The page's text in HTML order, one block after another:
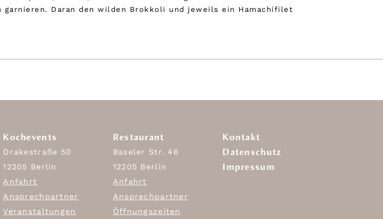
Daran den wilden Brokkoli und jeweils ein Hamachifilet
Kochevents
Drakestraße 50
12205 Berlin
Anfahrt
Ansprechpartner
Veranstaltungen
Restaurant
Baseler Str. 46
12205 Berlin
Anfahrt
Ansprechpartner
Öffnungszeiten
Kontakt
Datenschutz
Impressum